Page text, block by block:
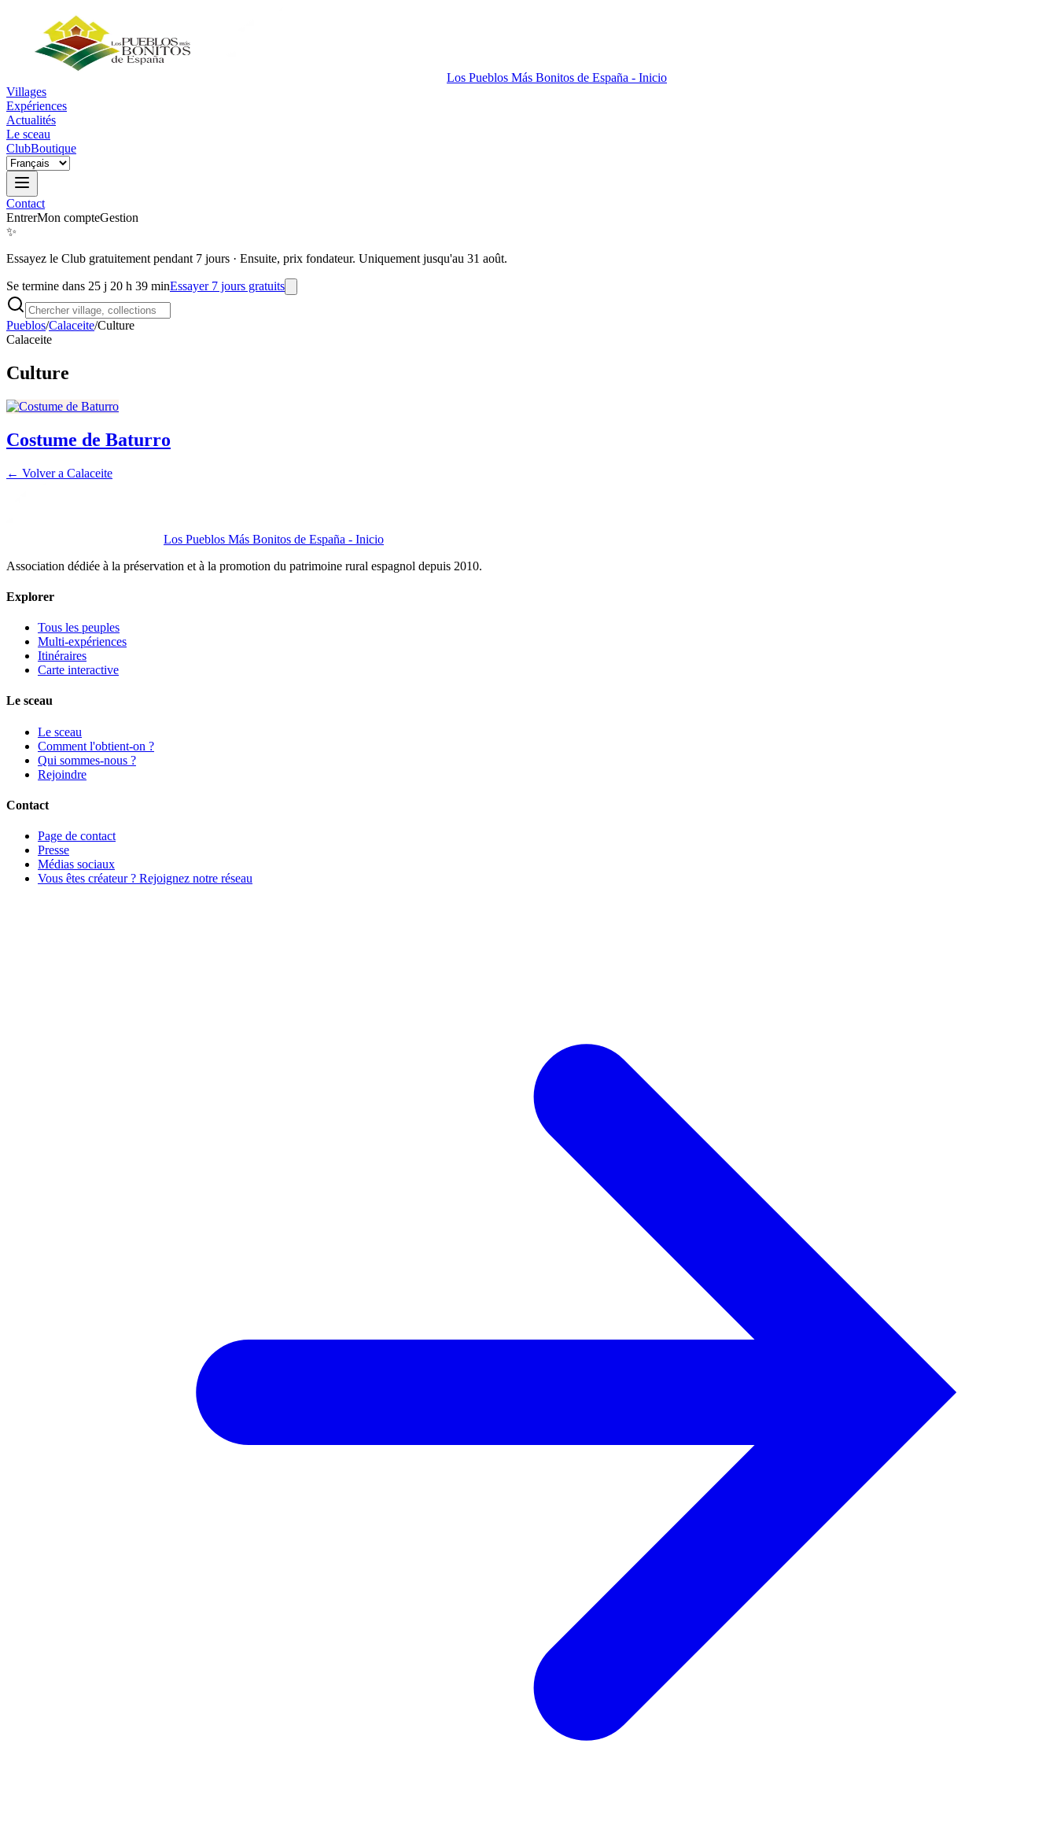
Los Pueblos Más Bonitos de España - Inicio
Villages
Expériences
Actualités
Le sceau
ClubBoutique
Contact
EntrerMon compteGestion
✨
Essayez le Club gratuitement pendant 7 jours · Ensuite, prix fondateur. Uniquement jusqu'au 31 août.
Se termine dans 25 j 20 h 39 minEssayer 7 jours gratuits
Pueblos/Calaceite/Culture
Calaceite
Culture
Costume de Baturro
← Volver a Calaceite
Los Pueblos Más Bonitos de España - Inicio
Association dédiée à la préservation et à la promotion du patrimoine rural espagnol depuis 2010.
Explorer
Tous les peuples
Multi-expériences
Itinéraires
Carte interactive
Le sceau
Le sceau
Comment l'obtient-on ?
Qui sommes-nous ?
Rejoindre
Contact
Page de contact
Presse
Médias sociaux
Vous êtes créateur ? Rejoignez notre réseau